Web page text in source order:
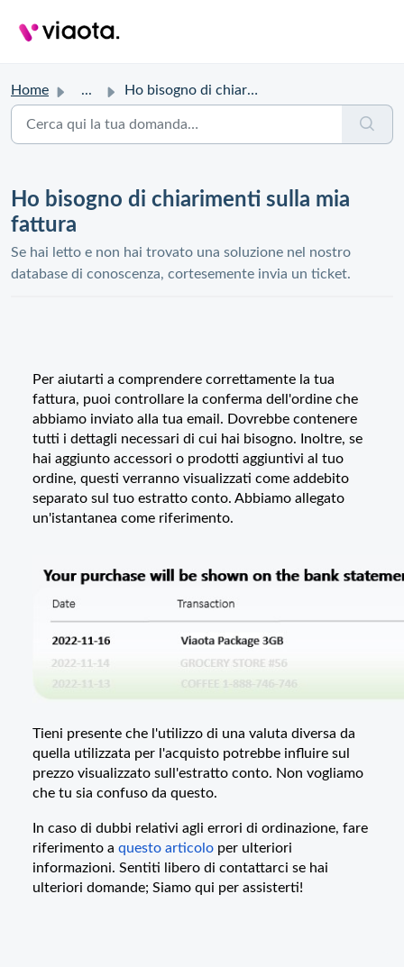
Home ... Ho bisogno di chiarimenti sulla mia fattura
Ho bisogno di chiarimenti sulla mia
fattura
Se hai letto e non hai trovato una soluzione nel nostro
database di conoscenza, cortesemente invia un ticket.
Per aiutarti a comprendere correttamente la tua
fattura, puoi controllare la conferma dell'ordine che
abbiamo inviato alla tua email. Dovrebbe contenere
tutti i dettagli necessari di cui hai bisogno. Inoltre, se
hai aggiunto accessori o prodotti aggiuntivi al tuo
ordine, questi verranno visualizzati come addebito
separato sul tuo estratto conto. Abbiamo allegato
un'istantanea come riferimento.
Tieni presente che l'utilizzo di una valuta diversa da
quella utilizzata per l'acquisto potrebbe influire sul
prezzo visualizzato sull'estratto conto. Non vogliamo
che tu sia confuso da questo.
In caso di dubbi relativi agli errori di ordinazione, fare
riferimento a questo articolo per ulteriori
informazioni. Sentiti libero di contattarci se hai
ulteriori domande; Siamo qui per assisterti!